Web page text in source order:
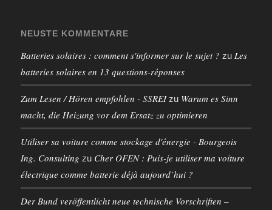
NEUSTE KOMMENTARE
Batteries solaires : comment s'informer sur le sujet ? zu Les
batteries solaires en 13 questions-réponses
Zum Lesen / Hören empfohlen - SSREIzu Warum es Sinn
macht, die Heizung vor dem Ersatz zu optimieren
Utiliser sa voiture comme stockage d'énergie - Bourgeois
Ing. Consulting zu Cher OFEN : Puis-je utiliser ma voiture
électrique comme batterie déjà aujourd’hui ?
Der Bund veröffentlicht neue technische Vorschriften –